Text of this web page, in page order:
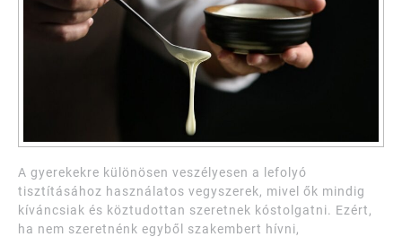
A gyerekekre különösen veszélyesen a lefolyó
tisztításához használatos vegyszerek, mivel ők mindig
kíváncsiak és köztudottan szeretnek kóstolgatni. Ezért,
ha nem szeretnénk egyből szakembert hívni,